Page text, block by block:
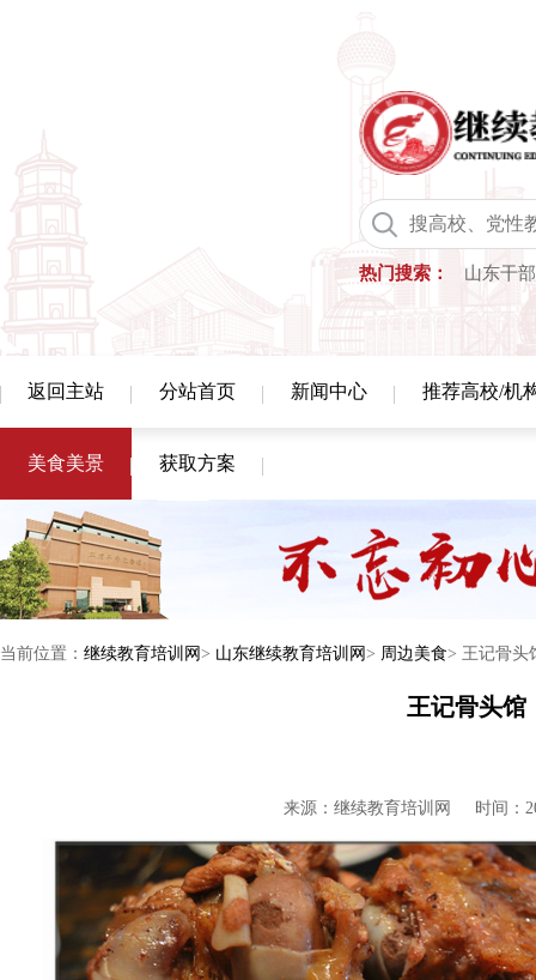
热门搜索： 山东干
返回主站 分站首页 新闻中心 推荐高校/机
美食美景 获取方案
当前位置： 继续教育培训网 > 山东继续教育培训网 > 周边美食> 王记骨头
王记骨头馆
来源：继续教育培训网 时间：